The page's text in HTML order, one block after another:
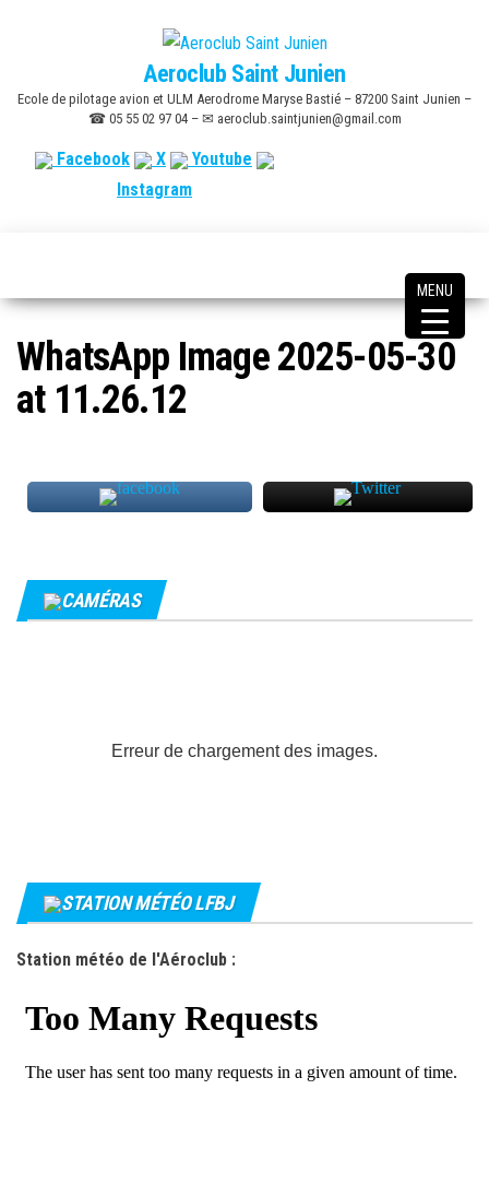
content
Aeroclub Saint Junien
Ecole de pilotage avion et ULM Aerodrome Maryse Bastié – 87200 Saint Junien –
☎ 05 55 02 97 04 – ✉ aeroclub.saintjunien@gmail.com
Facebook X
Youtube
Instagram
WhatsApp Image 2025-05-30
at 11.26.12
CAMÉRAS
Erreur de chargement des images.
STATION MÉTÉO LFBJ
Station météo de l'Aéroclub :
MENU